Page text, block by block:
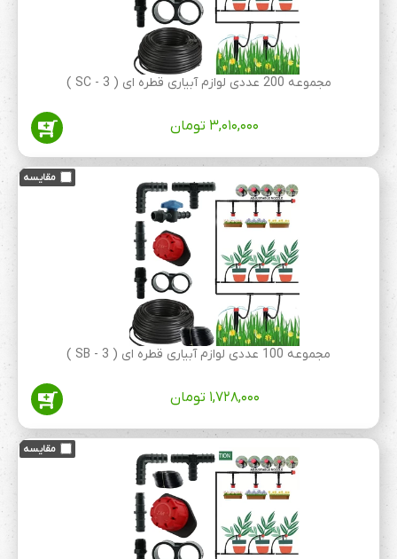
مجموعه 200 عددی لوازم آبیاری قطره ای ( 3 - SC )
۳,۰۱۰,۰۰۰ تومان
مجموعه 100 عددی لوازم آبیاری قطره ای ( 3 - SB )
۱,۷۲۸,۰۰۰ تومان